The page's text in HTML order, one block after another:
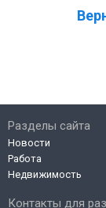
Контакты для
Разделы сайта
Новости
Работа
Недвижимость